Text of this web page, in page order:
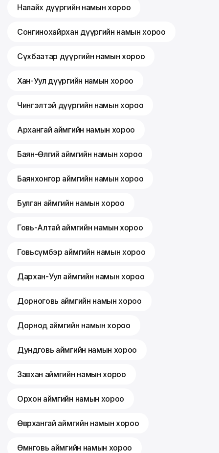
Налайх дүүргийн намын хороо
Сонгинохайрхан дүүргийн намын хороо
Сүхбаатар дүүргийн намын хороо
Хан-Уул дүүргийн намын хороо
Чингэлтэй дүүргийн намын хороо
Архангай аймгийн намын хороо
Баян-Өлгий аймгийн намын хороо
Баянхонгор аймгийн намын хороо
Булган аймгийн намын хороо
Говь-Алтай аймгийн намын хороо
Говьсүмбэр аймгийн намын хороо
Дархан-Уул аймгийн намын хороо
Дорноговь аймгийн намын хороо
Дорнод аймгийн намын хороо
Дундговь аймгийн намын хороо
Завхан аймгийн намын хороо
Орхон аймгийн намын хороо
Өвөрхангай аймгийн намын хороо
Өмнөговь аймгийн намын хороо